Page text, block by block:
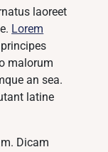
laoreet
Lorem
malorum
an sea.
latine
Dicam